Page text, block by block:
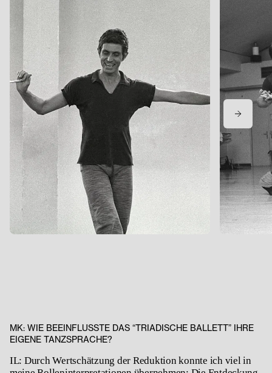
MK: WIE BEEINFLUSSTE DAS “TRIADISCHE BALLETT” IHRE
EIGENE TANZSPRACHE?
IL: Durch Wertschätzung der Reduktion konnte ich viel in